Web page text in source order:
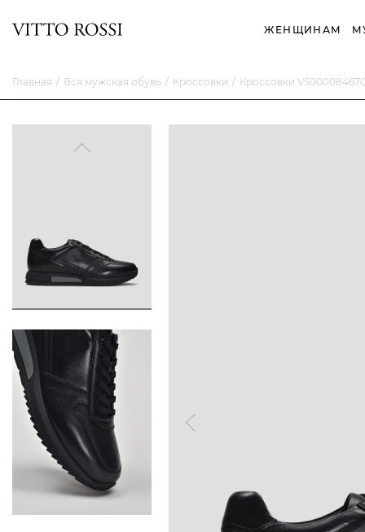
ЖЕНЩИНАМ
Главная Вся мужская обувь Кроссовки Кроссовки